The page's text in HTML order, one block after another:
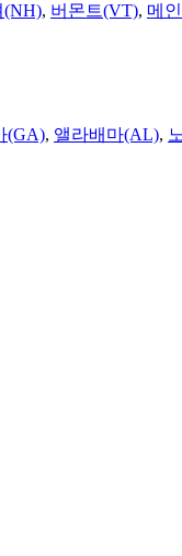
(NH), 버몬트(VT), 메
(GA), 앨라배마(AL),